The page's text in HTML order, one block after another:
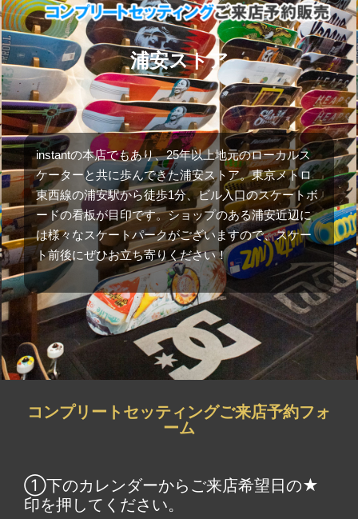
浦安ストア
instantの本店でもあり、25年以上地元のローカルス
ケーターと共に歩んできた浦安ストア。東京メトロ
東西線の浦安駅から徒歩1分、ビル入口のスケートボ
ードの看板が目印です。ショップのある浦安近辺に
は様々なスケートパークがございますので、スケー
ト前後にぜひお立ち寄りください！
コンプリートセッティングご来店予約フォ
ーム
①下のカレンダーからご来店希望日の★
印を押してください。